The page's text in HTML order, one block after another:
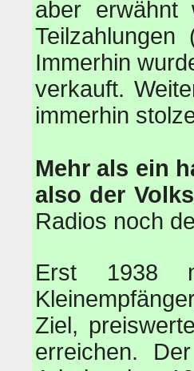
aber erwähnt
Immerhin
verkauft.
immerhin
Mehr als ein
also der
Radios noch
Erst 1938
Ziel,
erreichen.